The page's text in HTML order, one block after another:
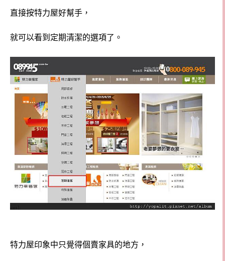
直接按特力屋好幫手，
就可以看到定期清潔的選項了。
特力屋印象中只覺得個賣家具的地方，